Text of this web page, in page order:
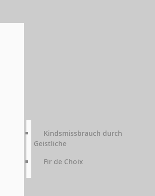
Kindsmissbrauch durch
Geistliche
Fir de Choix